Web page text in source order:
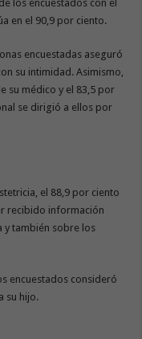
los encuestados con el
en el 90,9 por ciento.
encuestadas aseguró
su intimidad. Asimismo,
su médico y el 83,5 por
se dirigió a ellos por
el 88,9 por ciento
recibido información
y también sobre los
encuestados consideró
su hijo.